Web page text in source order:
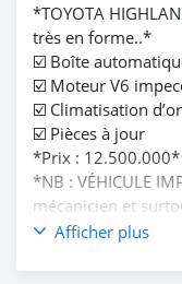
*TOYOTA
très en forme..*
☑️ Boîte
☑️ Moteur V6
☑️ Climatisation
☑️ Pièces à jour
*Prix : 12.500.000*
*NB : VÉHICULE
mécanicien et
*DOSSIER DIRECT
Afficher plus